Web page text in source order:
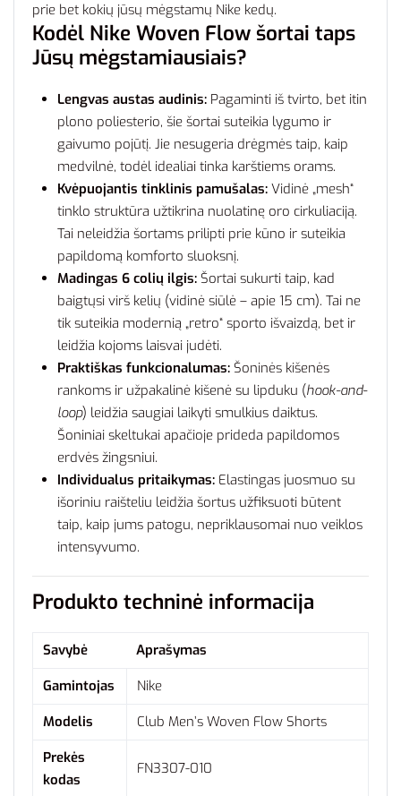
prie bet kokių jūsų mėgstamų Nike kedų.
Kodėl Nike Woven Flow šortai taps
Jūsų mėgstamiausiais?
Lengvas austas audinis: Pagaminti iš tvirto, bet itin
plono poliesterio, šie šortai suteikia lygumo ir
gaivumo pojūtį. Jie nesugeria drėgmės taip, kaip
medvilnė, todėl idealiai tinka karštiems orams.
Kvėpuojantis tinklinis pamušalas: Vidinė „mesh“
tinklo struktūra užtikrina nuolatinę oro cirkuliaciją.
Tai neleidžia šortams prilipti prie kūno ir suteikia
papildomą komforto sluoksnį.
Madingas 6 colių ilgis: Šortai sukurti taip, kad
baigtųsi virš kelių (vidinė siūlė – apie 15 cm). Tai ne
tik suteikia modernią „retro“ sporto išvaizdą, bet ir
leidžia kojoms laisvai judėti.
Praktiškas funkcionalumas: Šoninės kišenės
rankoms ir užpakalinė kišenė su lipduku (hook-and-
loop) leidžia saugiai laikyti smulkius daiktus.
Šoniniai skeltukai apačioje prideda papildomos
erdvės žingsniui.
Individualus pritaikymas: Elastingas juosmuo su
išoriniu raišteliu leidžia šortus užfiksuoti būtent
taip, kaip jums patogu, nepriklausomai nuo veiklos
intensyvumo.
Produkto techninė informacija
Savybė
Aprašymas
Gamintojas
Nike
Modelis
Club Men’s Woven Flow Shorts
Prekės
kodas
FN3307-010